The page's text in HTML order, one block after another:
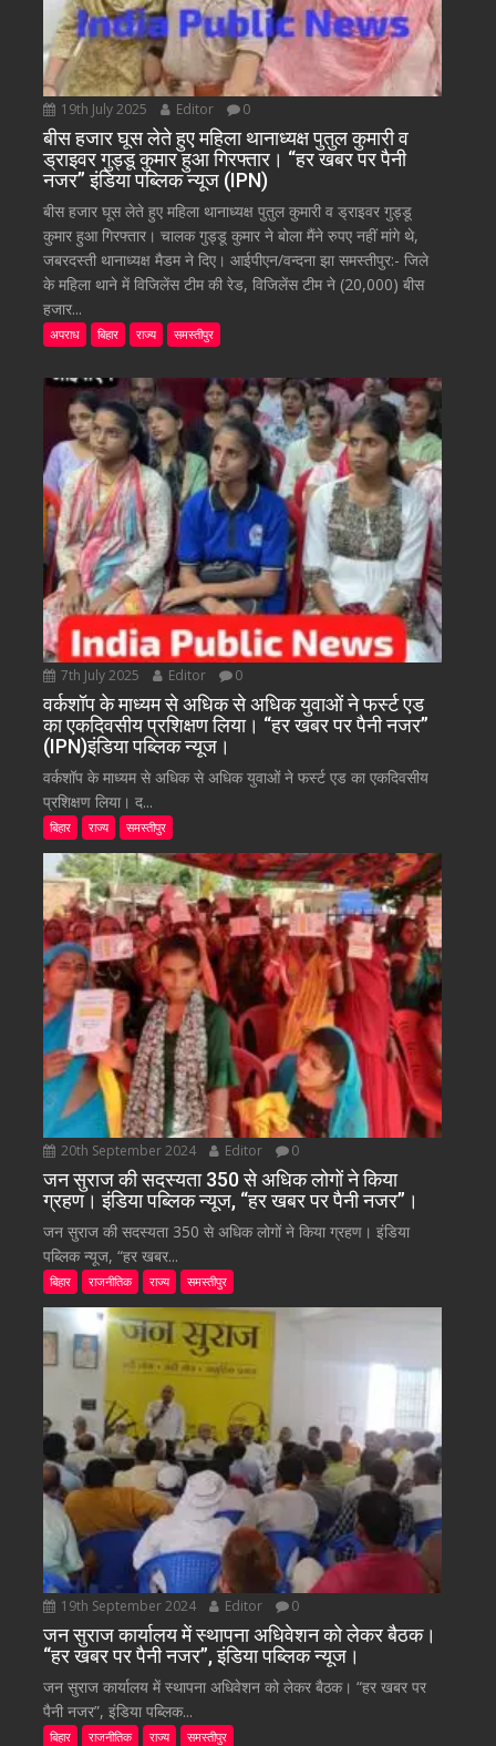
19th July 2025 Editor 0
बीस हजार घूस लेते हुए महिला थानाध्यक्ष पुतुल कुमारी व
ड्राइवर गुड्डू कुमार हुआ गिरफ्तार। “हर खबर पर पैनी
नजर” इंडिया पब्लिक न्यूज (IPN)
बीस हजार घूस लेते हुए महिला थानाध्यक्ष पुतुल कुमारी व ड्राइवर गुड्डू
कुमार हुआ गिरफ्तार। चालक गुड्डू कुमार ने बोला मैंने रुपए नहीं मांगे थे,
जबरदस्ती थानाध्यक्ष मैडम ने दिए। आईपीएन/वन्दना झा समस्तीपुर:- जिले
के महिला थाने में विजिलेंस टीम की रेड, विजिलेंस टीम ने (20,000) बीस
हजार...
अपराध बिहार राज्य समस्तीपुर
7th July 2025 Editor 0
वर्कशॉप के माध्यम से अधिक से अधिक युवाओं ने फर्स्ट एड
का एकदिवसीय प्रशिक्षण लिया। “हर खबर पर पैनी नजर”
(IPN)इंडिया पब्लिक न्यूज।
वर्कशॉप के माध्यम से अधिक से अधिक युवाओं ने फर्स्ट एड का एकदिवसीय
प्रशिक्षण लिया। द...
बिहार राज्य समस्तीपुर
20th September 2024 Editor 0
जन सुराज की सदस्यता 350 से अधिक लोगों ने किया
ग्रहण। इंडिया पब्लिक न्यूज, “हर खबर पर पैनी नजर”।
जन सुराज की सदस्यता 350 से अधिक लोगों ने किया ग्रहण। इंडिया
पब्लिक न्यूज, “हर खबर...
बिहार राजनीतिक राज्य समस्तीपुर
19th September 2024 Editor 0
जन सुराज कार्यालय में स्थापना अधिवेशन को लेकर बैठक।
“हर खबर पर पैनी नजर”, इंडिया पब्लिक न्यूज।
जन सुराज कार्यालय में स्थापना अधिवेशन को लेकर बैठक। “हर खबर पर
पैनी नजर”, इंडिया पब्लिक...
बिहार राजनीतिक राज्य समस्तीपुर